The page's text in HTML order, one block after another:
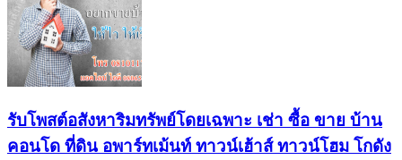
รับโพสต์อสังหาริมทรัพย์โดยเฉพาะ เช่า ซื้อ ขาย บ้าน
คอนโด ที่ดิน อพาร์ทเม้นท์ ทาวน์เฮ้าส์ ทาวน์โฮม โกดัง